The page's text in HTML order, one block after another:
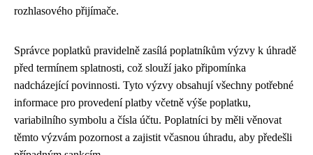
rozhlasového přijímače.
Správce poplatků pravidelně zasílá poplatníkům výzvy k úhradě
před termínem splatnosti, což slouží jako připomínka
nadcházející povinnosti. Tyto výzvy obsahují všechny potřebné
informace pro provedení platby včetně výše poplatku,
variabilního symbolu a čísla účtu. Poplatníci by měli věnovat
těmto výzvám pozornost a zajistit včasnou úhradu, aby předešli